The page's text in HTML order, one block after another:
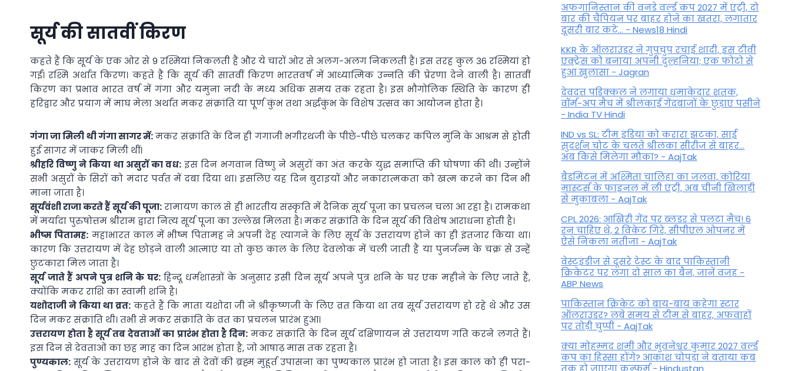
सूर्य की सातवीं किरण
कहते हैं कि सूर्य के एक ओर से 9 रश्मियां निकलती हैं और ये चारों ओर से अलग-अलग निकलती हैं। इस तरह कुल 36 रश्मियां हो
गईं। रश्मि अर्थात किरण। कहते हैं कि सूर्य की सातवीं किरण भारतवर्ष में आध्यात्मिक उन्नति की प्रेरणा देने वाली है। सातवीं
किरण का प्रभाव भारत वर्ष में गंगा और यमुना नदी के मध्य अधिक समय तक रहता है। इस भौगोलिक स्थिति के कारण ही
हरिद्वार और प्रयाग में माघ मेला अर्थात मकर संक्रांति या पूर्ण कुंभ तथा अर्द्धकुंभ के विशेष उत्सव का आयोजन होता है।
गंगा जा मिली थी गंगा सागर में:मकर संक्रांति के दिन ही गंगाजी भगीरथजी के पीछे-पीछे चलकर कपिल मुनि के आश्रम से होती
हुई सागर में जाकर मिली थीं।
श्रीहरि विष्णु ने किया था असुरों का वध: इस दिन भगवान विष्णु ने असुरों का अंत करके युद्ध समाप्ति की घोषणा की थी। उन्होंने
सभी असुरों के सिरों को मंदार पर्वत में दबा दिया था। इसलिए यह दिन बुराइयों और नकारात्मकता को खत्म करने का दिन भी
माना जाता है।
सूर्यवंशी राजा करते हैं सूर्य की पूजा:रामायण काल से ही भारतीय संस्कृति में दैनिक सूर्य पूजा का प्रचलन चला आ रहा है। रामकथा
में मर्यादा पुरुषोत्तम श्रीराम द्वारा नित्य सूर्य पूजा का उल्लेख मिलता है। मकर संक्रांति के दिन सूर्य की विशेष आराधना होती है।
भीष्म पितामह: महाभारत काल में भीष्म पितामह ने अपनी देह त्यागने के लिए सूर्य के उत्तरायण होने का ही इंतजार किया था।
कारण कि उत्तरायण में देह छोड़ने वाली आत्माएं या तो कुछ काल के लिए देवलोक में चली जाती हैं या पुनर्जन्म के चक्र से उन्हें
छुटकारा मिल जाता है।
सूर्य जाते हैं अपने पुत्र शनि के घर:हिन्दू धर्मशास्त्रों के अनुसार इसी दिन सूर्य अपने पुत्र शनि के घर एक महीने के लिए जाते हैं,
क्योंकि मकर राशि का स्वामी शनि है।
यशोदाजी ने किया था व्रत:कहते हैं कि माता यशोदा जी ने श्रीकृष्‍णजी के लिए व्रत किया था तब सूर्य उत्तरायण हो रहे थे और उस
दिन मकर संक्रांति थी। तभी से मकर संक्रांति के व्रत का प्रचलन प्रारंभ हुआ।
उत्तरायण होता है सूर्य तब देवताओं का प्रारंभ होता है दिन:मकर संक्रांति के दिन सूर्य दक्षिणायन से उत्तरायण गति करने लगते हैं।
इस दिन से देवताओं का छह माह का दिन आरंभ होता है, जो आषाढ़ मास तक रहता है।
पुण्यकाल: सूर्य के उत्तरायण होने के बाद से देवों की ब्रह्म मुहूर्त उपासना का पुण्यकाल प्रारंभ हो जाता है। इस काल को ही परा-
अफगानिस्तान की वनडे वर्ल्ड कप 2027 में एंट्री, दो
बार की चैंपियन पर बाहर होने का खतरा, लगातार
दूसरी बार कटे... - News18 Hindi
KKR के ऑलराउंडर ने गुपचुप रचाई शादी, इस टीवी
एक्ट्रेस को बनाया अपनी दुल्हनिया; एक फोटो से
हुआ खुलासा - Jagran
देवदत्त पडिक्कल ने लगाया धमाकेदार शतक,
वॉर्म-अप मैच में श्रीलंकाई गेंदबाजों के छुड़ाए पसीने
- India TV Hindi
IND vs SL: टीम इंड‍िया को करारा झटका, साई
सुदर्शन चोट के चलते श्रीलंका सीरीज से बाहर...
अब किसे म‍िलेगा मौका? - AajTak
बैडमिंटन में अश्मिता चालिहा का जलवा, कोरिया
मास्टर्स के फाइनल में ली एंट्री, अब चीनी खिलाड़ी
से मुकाबला - AajTak
CPL 2026: आखिरी गेंद पर ब्लंडर से पलटा मैच! 6
रन चाहिए थे, 2 विकेट गिरे, सीपीएल ओपनर में
ऐसे न‍िकला नतीजा - AajTak
वेस्टइंडीज से दूसरे टेस्ट के बाद पाकिस्तानी
क्रिकेटर पर लगा दो साल का बैन, जानें वजह -
ABP News
पाकिस्तान क्रिकेट को बाय-बाय कहेगा स्टार
ऑलराउंडर? लंबे समय से टीम से बाहर, अफवाहों
पर तोड़ी चुप्पी - AajTak
क्या मोहम्मद शमी और भुवनेश्वर कुमार 2027 वर्ल्ड
कप का हिस्सा होंगे? आकाश चोपड़ा ने बताया कब
तक हो जाएगा कन्फर्म - Hindustan